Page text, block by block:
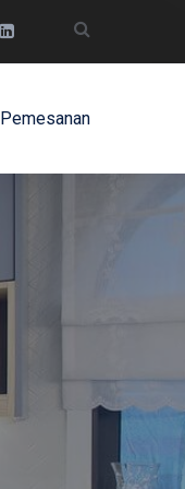
Pemesanan